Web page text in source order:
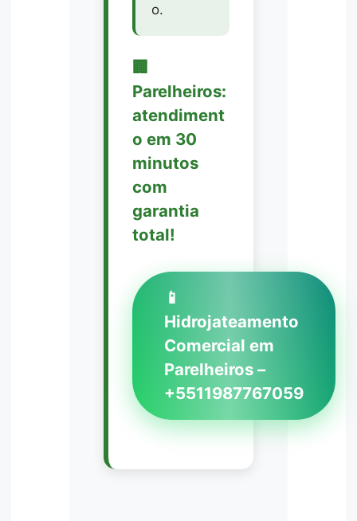
o.
🏢
Parelheiros:
atendiment
o em 30
minutos
com
garantia
total!
📱
Hidrojateamento
Comercial em
Parelheiros –
+5511987767059